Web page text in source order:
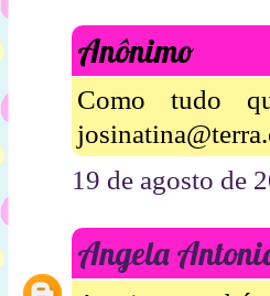
Anônimo
Como tudo
19 de agosto de
Angela